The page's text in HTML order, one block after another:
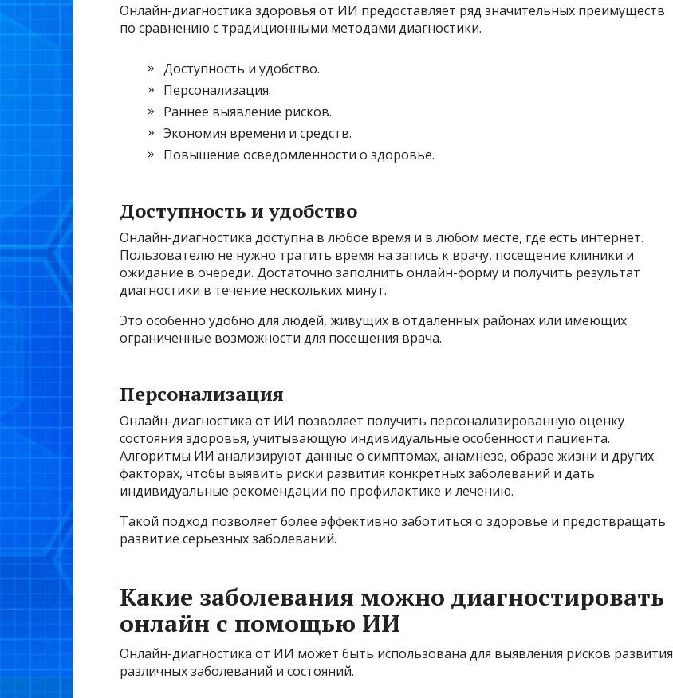
Онлайн-диагностика здоровья от ИИ предоставляет ряд значительных преимуществ
по сравнению с традиционными методами диагностики.
Доступность и удобство.
Персонализация.
Раннее выявление рисков.
Экономия времени и средств.
Повышение осведомленности о здоровье.
Доступность и удобство
Онлайн-диагностика доступна в любое время и в любом месте, где есть интернет.
Пользователю не нужно тратить время на запись к врачу, посещение клиники и
ожидание в очереди. Достаточно заполнить онлайн-форму и получить результат
диагностики в течение нескольких минут.
Это особенно удобно для людей, живущих в отдаленных районах или имеющих
ограниченные возможности для посещения врача.
Персонализация
Онлайн-диагностика от ИИ позволяет получить персонализированную оценку
состояния здоровья, учитывающую индивидуальные особенности пациента.
Алгоритмы ИИ анализируют данные о симптомах, анамнезе, образе жизни и других
факторах, чтобы выявить риски развития конкретных заболеваний и дать
индивидуальные рекомендации по профилактике и лечению.
Такой подход позволяет более эффективно заботиться о здоровье и предотвращать
развитие серьезных заболеваний.
Какие заболевания можно диагностировать
онлайн с помощью ИИ
Онлайн-диагностика от ИИ может быть использована для выявления рисков развития
различных заболеваний и состояний.